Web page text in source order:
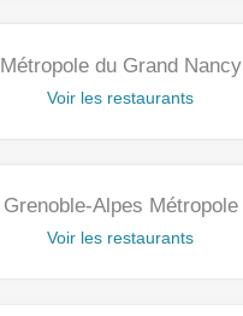
Métropole du Grand Nancy
Voir les restaurants
Grenoble-Alpes Métropole
Voir les restaurants